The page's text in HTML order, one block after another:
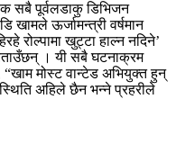
सबै पूर्वलडाकु डिभिजन
खामले ऊर्जामन्त्री वर्षमान
रोल्पामा खुट्टा हाल्न नदिने’
। यी सबै घटनाक्रम
मोस्ट वान्टेड अभियुक्त हुन्
अहिले छैन भन्‍ने प्रहरीले